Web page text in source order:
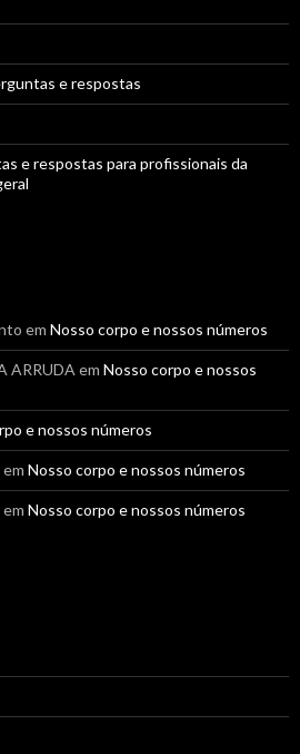
e respostas
e respostas para profissionais da
em Nosso corpo e nossos números
ARRUDA em Nosso corpo e nossos
e nossos números
em Nosso corpo e nossos números
em Nosso corpo e nossos números